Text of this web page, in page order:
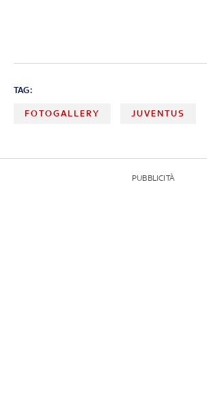
TAG:
FOTOGALLERY JUVENTUS
PUBBLICITÀ